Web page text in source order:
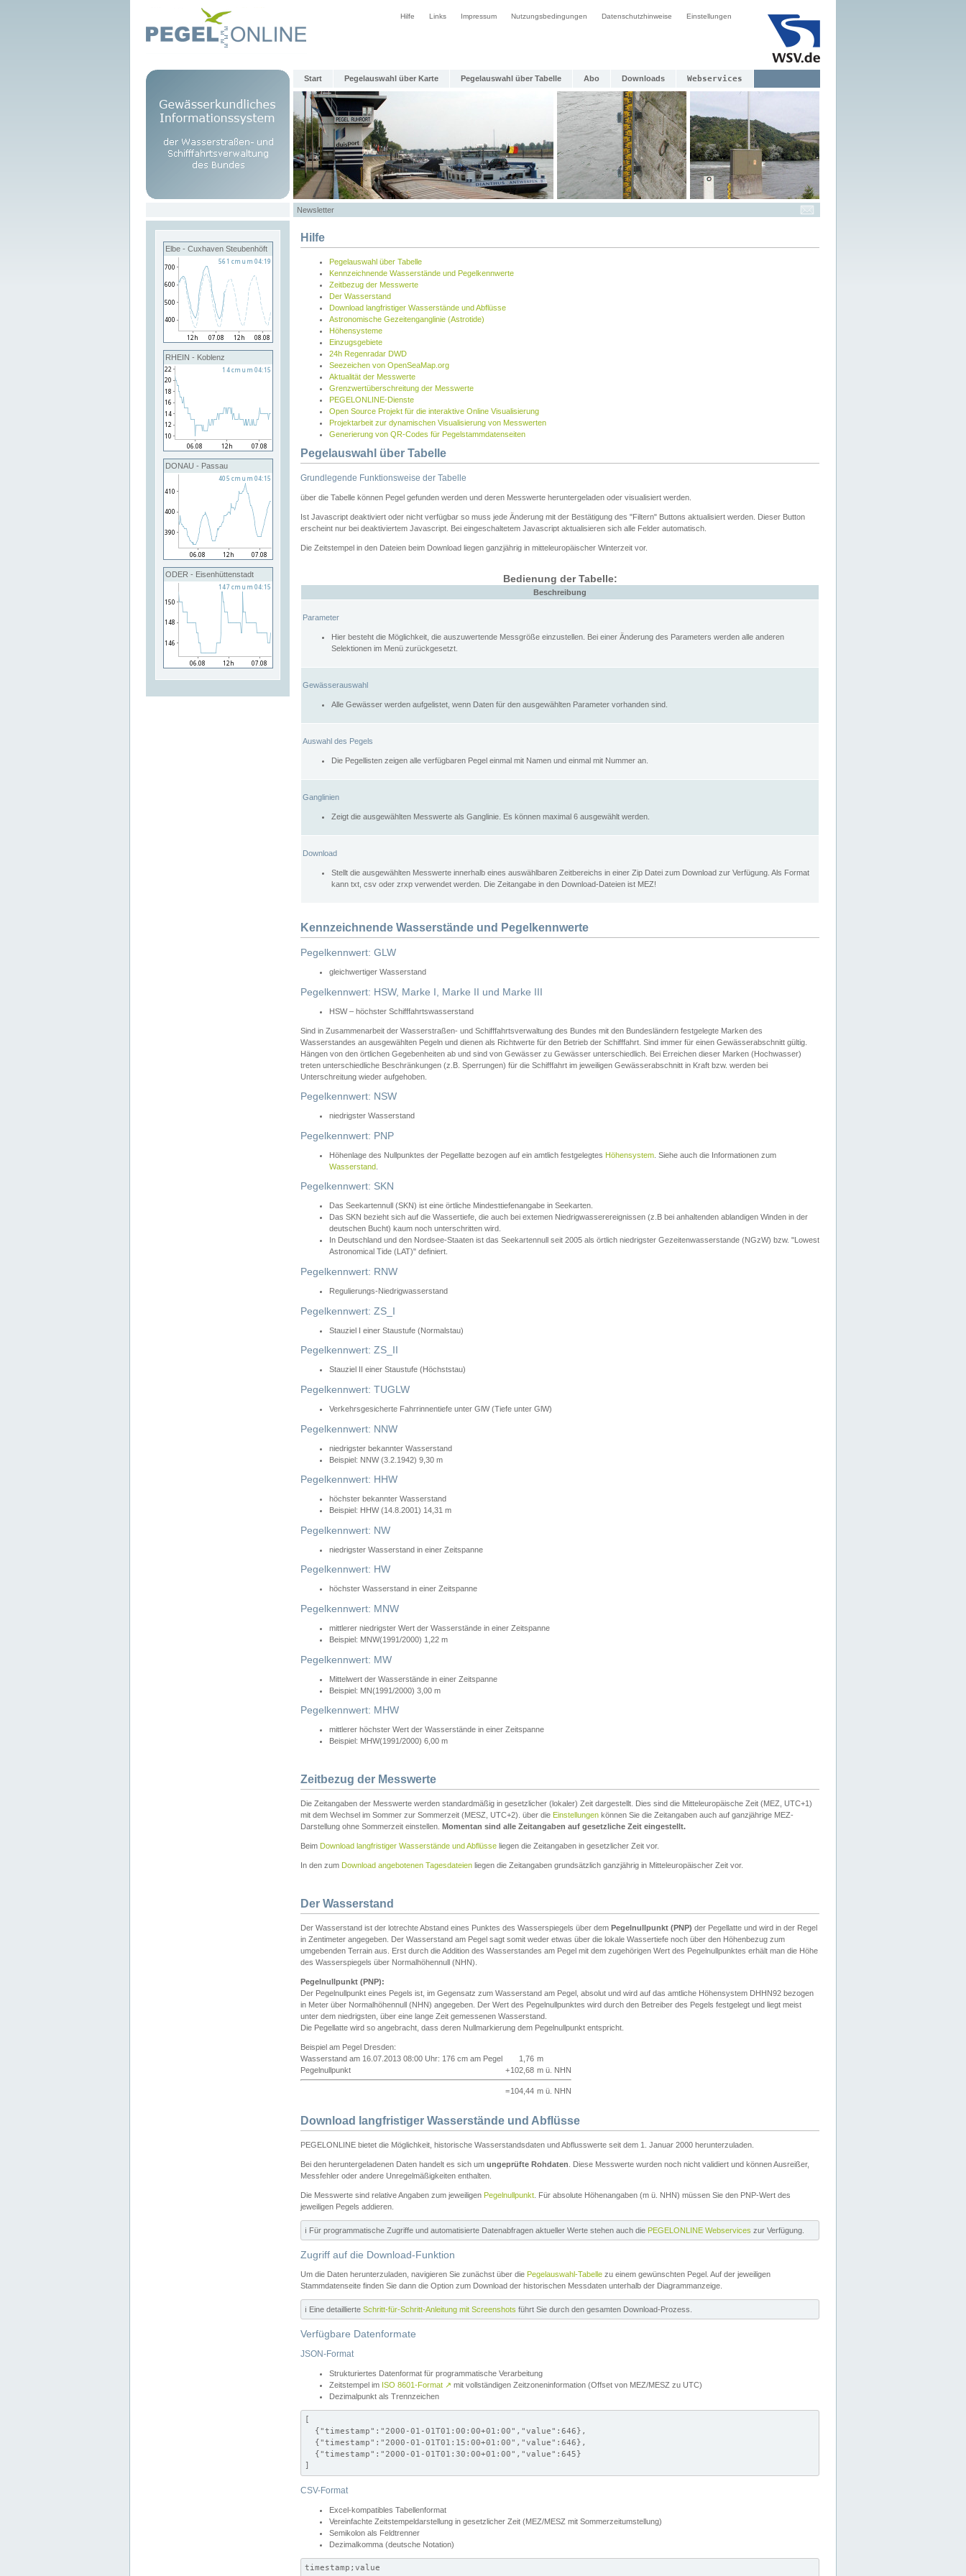
Hilfe Links Impressum Nutzungsbedingungen Datenschutzhinweise Einstellungen
Start Pegelauswahl über Karte Pegelauswahl über Tabelle Abo Downloads Webservices
Newsletter
Elbe - Cuxhaven Steubenhöft
RHEIN - Koblenz
DONAU - Passau
ODER - Eisenhüttenstadt
Hilfe
Pegelauswahl über Tabelle
Kennzeichnende Wasserstände und Pegelkennwerte
Zeitbezug der Messwerte
Der Wasserstand
Download langfristiger Wasserstände und Abflüsse
Astronomische Gezeitenganglinie (Astrotide)
Höhensysteme
Einzugsgebiete
24h Regenradar DWD
Seezeichen von OpenSeaMap.org
Aktualität der Messwerte
Grenzwertüberschreitung der Messwerte
PEGELONLINE-Dienste
Open Source Projekt für die interaktive Online Visualisierung
Projektarbeit zur dynamischen Visualisierung von Messwerten
Generierung von QR-Codes für Pegelstammdatenseiten
Pegelauswahl über Tabelle
Grundlegende Funktionsweise der Tabelle
über die Tabelle können Pegel gefunden werden und deren Messwerte heruntergeladen oder visualisiert werden.
Ist Javascript deaktiviert oder nicht verfügbar so muss jede Änderung mit der Bestätigung des "Filtern" Buttons aktualisiert werden. Dieser Button
erscheint nur bei deaktiviertem Javascript. Bei eingeschaltetem Javascript aktualisieren sich alle Felder automatisch.
Die Zeitstempel in den Dateien beim Download liegen ganzjährig in mitteleuropäischer Winterzeit vor.
Bedienung der Tabelle:
Beschreibung
Parameter
Hier besteht die Möglichkeit, die auszuwertende Messgröße einzustellen. Bei einer Änderung des Parameters werden alle anderen
Selektionen im Menü zurückgesetzt.
Gewässerauswahl
Alle Gewässer werden aufgelistet, wenn Daten für den ausgewählten Parameter vorhanden sind.
Auswahl des Pegels
Die Pegellisten zeigen alle verfügbaren Pegel einmal mit Namen und einmal mit Nummer an.
Ganglinien
Zeigt die ausgewählten Messwerte als Ganglinie. Es können maximal 6 ausgewählt werden.
Download
Stellt die ausgewählten Messwerte innerhalb eines auswählbaren Zeitbereichs in einer Zip Datei zum Download zur Verfügung. Als Format
kann txt, csv oder zrxp verwendet werden. Die Zeitangabe in den Download-Dateien ist MEZ!
Kennzeichnende Wasserstände und Pegelkennwerte
Pegelkennwert: GLW
gleichwertiger Wasserstand
Pegelkennwert: HSW, Marke I, Marke II und Marke III
HSW – höchster Schifffahrtswasserstand
Sind in Zusammenarbeit der Wasserstraßen- und Schifffahrtsverwaltung des Bundes mit den Bundesländern festgelegte Marken des
Wasserstandes an ausgewählten Pegeln und dienen als Richtwerte für den Betrieb der Schifffahrt. Sind immer für einen Gewässerabschnitt gültig.
Hängen von den örtlichen Gegebenheiten ab und sind von Gewässer zu Gewässer unterschiedlich. Bei Erreichen dieser Marken (Hochwasser)
treten unterschiedliche Beschränkungen (z.B. Sperrungen) für die Schifffahrt im jeweiligen Gewässerabschnitt in Kraft bzw. werden bei
Unterschreitung wieder aufgehoben.
Pegelkennwert: NSW
niedrigster Wasserstand
Pegelkennwert: PNP
Höhenlage des Nullpunktes der Pegellatte bezogen auf ein amtlich festgelegtes Höhensystem . Siehe auch die Informationen zum
Wasserstand
Pegelkennwert: SKN
Das Seekartennull (SKN) ist eine örtliche Mindesttiefenangabe in Seekarten.
Das SKN bezieht sich auf die Wassertiefe, die auch bei extemen Niedrigwasserereignissen (z.B bei anhaltenden ablandigen Winden in der
deutschen Bucht) kaum noch unterschritten wird.
In Deutschland und den Nordsee-Staaten ist das Seekartennull seit 2005 als örtlich niedrigster Gezeitenwasserstande (NGzW) bzw. "Lowest
Astronomical Tide (LAT)" definiert.
Pegelkennwert: RNW
Regulierungs-Niedrigwasserstand
Pegelkennwert: ZS_I
Stauziel I einer Staustufe (Normalstau)
Pegelkennwert: ZS_II
Stauziel II einer Staustufe (Höchststau)
Pegelkennwert: TUGLW
Verkehrsgesicherte Fahrrinnentiefe unter GlW (Tiefe unter GlW)
Pegelkennwert: NNW
niedrigster bekannter Wasserstand
Beispiel: NNW (3.2.1942) 9,30 m
Pegelkennwert: HHW
höchster bekannter Wasserstand
Beispiel: HHW (14.8.2001) 14,31 m
Pegelkennwert: NW
niedrigster Wasserstand in einer Zeitspanne
Pegelkennwert: HW
höchster Wasserstand in einer Zeitspanne
Pegelkennwert: MNW
mittlerer niedrigster Wert der Wasserstände in einer Zeitspanne
Beispiel: MNW(1991/2000) 1,22 m
Pegelkennwert: MW
Mittelwert der Wasserstände in einer Zeitspanne
Beispiel: MN(1991/2000) 3,00 m
Pegelkennwert: MHW
mittlerer höchster Wert der Wasserstände in einer Zeitspanne
Beispiel: MHW(1991/2000) 6,00 m
Zeitbezug der Messwerte
Die Zeitangaben der Messwerte werden standardmäßig in gesetzlicher (lokaler) Zeit dargestellt. Dies sind die Mitteleuropäische Zeit (MEZ, UTC+1)
mit dem Wechsel im Sommer zur Sommerzeit (MESZ, UTC+2). über die Einstellungen können Sie die Zeitangaben auch auf ganzjährige MEZ-
Darstellung ohne Sommerzeit einstellen. Momentan sind alle Zeitangaben auf gesetzliche Zeit eingestellt.
Beim Download langfristiger Wasserstände und Abflüsse liegen die Zeitangaben in gesetzlicher Zeit vor.
In den zum Download angebotenen Tagesdateien liegen die Zeitangaben grundsätzlich ganzjährig in Mitteleuropäischer Zeit vor.
Der Wasserstand
Der Wasserstand ist der lotrechte Abstand eines Punktes des Wasserspiegels über dem Pegelnullpunkt (PNP) der Pegellatte und wird in der Regel
in Zentimeter angegeben. Der Wasserstand am Pegel sagt somit weder etwas über die lokale Wassertiefe noch über den Höhenbezug zum
umgebenden Terrain aus. Erst durch die Addition des Wasserstandes am Pegel mit dem zugehörigen Wert des Pegelnullpunktes erhält man die Höhe
des Wasserspiegels über Normalhöhennull (NHN).
Pegelnullpunkt (PNP):
Der Pegelnullpunkt eines Pegels ist, im Gegensatz zum Wasserstand am Pegel, absolut und wird auf das amtliche Höhensystem DHHN92 bezogen
in Meter über Normalhöhennull (NHN) angegeben. Der Wert des Pegelnullpunktes wird durch den Betreiber des Pegels festgelegt und liegt meist
unter dem niedrigsten, über eine lange Zeit gemessenen Wasserstand.
Die Pegellatte wird so angebracht, dass deren Nullmarkierung dem Pegelnullpunkt entspricht.
Beispiel am Pegel Dresden:
Wasserstand am 16.07.2013 08:00 Uhr: 176 cm am Pegel
1,76 m
Pegelnullpunkt
+102,68 m ü. NHN
=104,44 m ü. NHN
Download langfristiger Wasserstände und Abflüsse
PEGELONLINE bietet die Möglichkeit, historische Wasserstandsdaten und Abflusswerte seit dem 1. Januar 2000 herunterzuladen.
Bei den heruntergeladenen Daten handelt es sich um ungeprüfte Rohdaten . Diese Messwerte wurden noch nicht validiert und können Ausreißer,
Messfehler oder andere Unregelmäßigkeiten enthalten.
Die Messwerte sind relative Angaben zum jeweiligen Pegelnullpunkt . Für absolute Höhenangaben (m ü. NHN) müssen Sie den PNP-Wert des
jeweiligen Pegels addieren.
ℹ️ Für programmatische Zugriffe und automatisierte Datenabfragen aktueller Werte stehen auch die PEGELONLINE Webservices zur Verfügung.
Zugriff auf die Download-Funktion
Um die Daten herunterzuladen, navigieren Sie zunächst über die Pegelauswahl-Tabelle zu einem gewünschten Pegel. Auf der jeweiligen
Stammdatenseite finden Sie dann die Option zum Download der historischen Messdaten unterhalb der Diagrammanzeige.
ℹ️ Eine detaillierte Schritt-für-Schritt-Anleitung mit Screenshots führt Sie durch den gesamten Download-Prozess.
Verfügbare Datenformate
JSON-Format
Strukturiertes Datenformat für programmatische Verarbeitung
Zeitstempel im ISO 8601-Format ↗ mit vollständigen Zeitzoneninformation (Offset von MEZ/MESZ zu UTC)
Dezimalpunkt als Trennzeichen
[
  {"timestamp":"2000-01-01T01:00:00+01:00","value":646},
  {"timestamp":"2000-01-01T01:15:00+01:00","value":646},
  {"timestamp":"2000-01-01T01:30:00+01:00","value":645}
]
CSV-Format
Excel-kompatibles Tabellenformat
Vereinfachte Zeitstempeldarstellung in gesetzlicher Zeit (MEZ/MESZ mit Sommerzeitumstellung)
Semikolon als Feldtrenner
Dezimalkomma (deutsche Notation)
timestamp;value